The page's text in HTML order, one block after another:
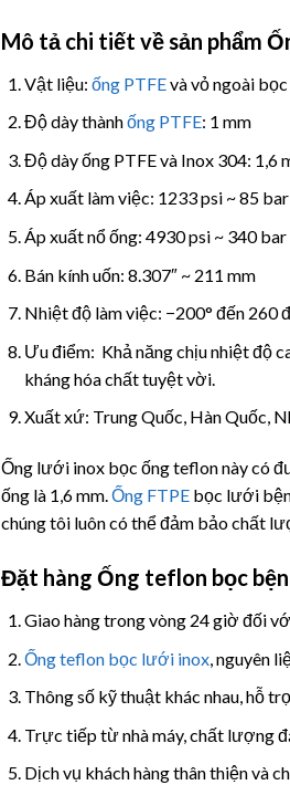
Mô tả chi tiết về sản phẩm
Vật liệu: ống PTFEvà vỏ ngoài
Độ dày thànhống PTFE: 1 mm
Độ dày ống PTFE và Inox 304: 1,6
Áp xuất làm việc: 1233 psi ~ 85 bar
Áp xuất nổ ống: 4930 psi ~ 340 bar
Bán kính uốn: 8.307″ ~ 211 mm
Nhiệt độ làm việc: −200° đến 260
Ưu điểm: Khả năng chịu nhiệt độ
kháng hóa chất tuyệt vời.
Xuất xứ: Trung Quốc, Hàn Quốc,
Ống lưới inox bọc ống teflon này có
ống là 1,6 mm.Ống FTPE bọc lưới
chúng tôi luôn có thể đảm bảo chất
Đặt hàng Ống teflon bọc
Giao hàng trong vòng 24 giờ đối
Ống teflon bọc lưới inox, nguyên
Thông số kỹ thuật khác nhau, hỗ
Trực tiếp từ nhà máy, chất lượng
Dịch vụ khách hàng thân thiện và